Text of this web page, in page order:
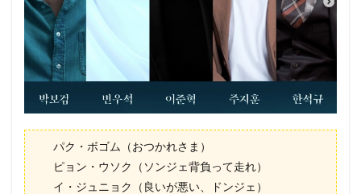
パク・ボゴム（おつかれさま）
ピョン・ウソク（ソンジェ背負って走れ）
イ・ジュニョク（良いが悪い、ドンジェ）